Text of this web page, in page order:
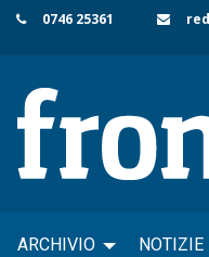
Skip
content
0746 25361
ARCHIVIO NOTIZIE